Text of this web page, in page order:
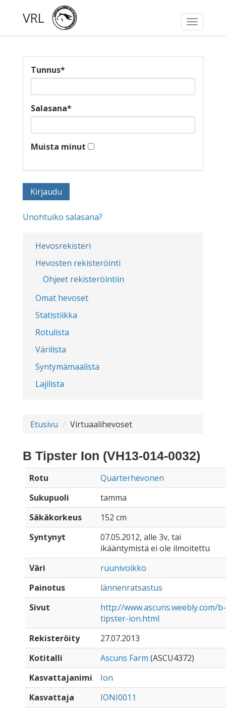
Toggle
VRL
Hevosrekisteri
Hevosten rekisteröinti
Ohjeet rekisteröintiin
Omat hevoset
Statistiikka
Rotulista
Värilista
Syntymämaalista
Lajilista
Tunnus*
Salasana*
Muista minut
Unohtuiko salasana?
Etusivu Virtuaalihevoset
B Tipster Ion (VH13-014-0032)
Rotu
Quarterhevonen
Sukupuoli
tamma
Säkäkorkeus
152 cm
Syntynyt
07.05.2012, alle 3v, tai
ikääntymistä ei ole ilmoitettu
Väri
ruunivoikko
Painotus
lännenratsastus
Sivut
http://www.ascuns.weebly.com/b-
tipster-ion.html
Rekisteröity
27.07.2013
Kotitalli
Ascuns Farm (ASCU4372)
Kasvattajanimi
Ion
Kasvattaja
IONI0011